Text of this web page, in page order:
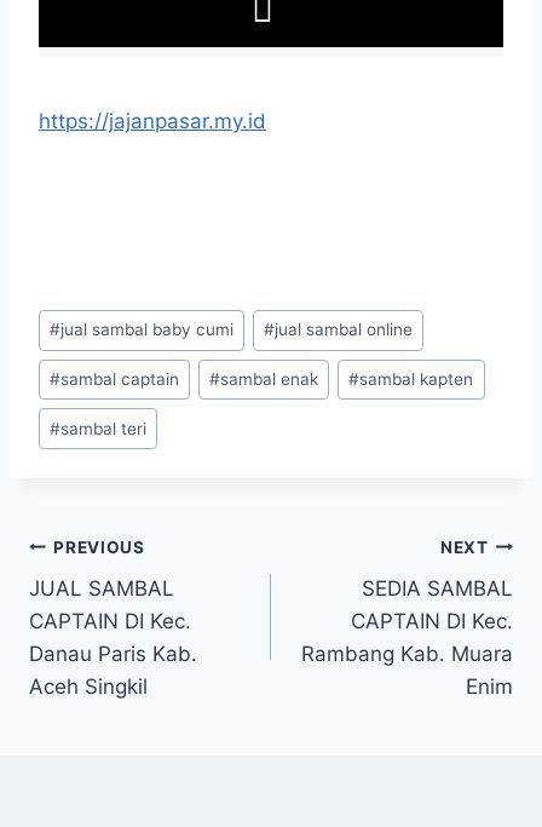
https://jajanpasar.my.id
#jual sambal baby cumi #jual sambal online
#sambal captain #sambal enak #sambal kapten
#sambal teri
PREVIOUS
JUAL SAMBAL
CAPTAIN DI Kec.
Danau Paris Kab.
Aceh Singkil
NEXT
SEDIA SAMBAL
CAPTAIN DI Kec.
Rambang Kab. Muara
Enim